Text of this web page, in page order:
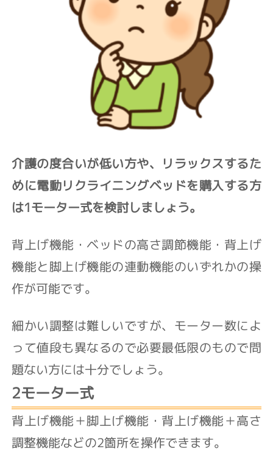
介護の度合いが低い方や、リラックスするた
めに電動リクライニングベッドを購入する方
は1モーター式を検討しましょう。
背上げ機能・ベッドの高さ調節機能・背上げ
機能と脚上げ機能の連動機能のいずれかの操
作が可能です。
細かい調整は難しいですが、モーター数によ
って値段も異なるので必要最低限のもので問
題ない方には十分でしょう。
2モーター式
背上げ機能＋脚上げ機能・背上げ機能＋高さ
調整機能などの2箇所を操作できます。